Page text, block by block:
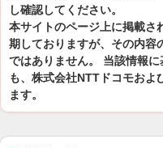
し確認してください。
本サイトのページ上に掲載さ
期しておりますが、その内容
ではありません。 当該情報
も、株式会社NTTドコモおよ
ます。